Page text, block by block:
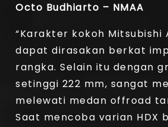
Octo Budhiarto – NMAA
“Karakter kokoh Mitsubishi
dapat dirasakan berkat
rangka. Selain itu dengan
setinggi 222 mm, sangat
melewati medan offroad
Saat mencoba varian HDX